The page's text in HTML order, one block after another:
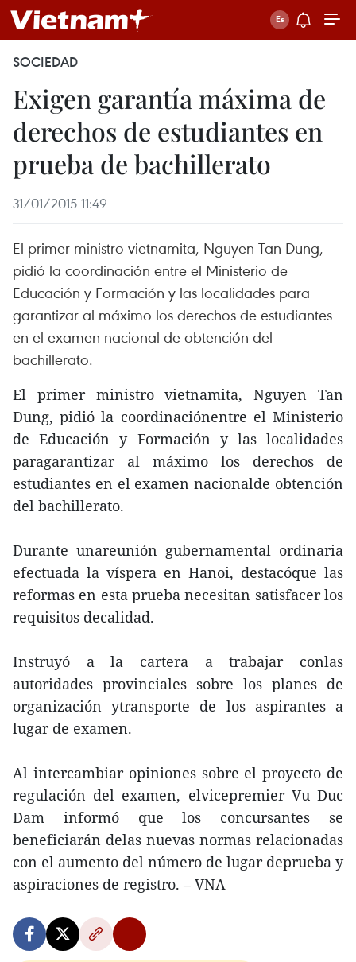
SOCIEDAD
Exigen garantía máxima de
derechos de estudiantes en
prueba de bachillerato
31/01/2015 11:49
El primer ministro vietnamita, Nguyen Tan Dung,
pidió la coordinación entre el Ministerio de
Educación y Formación y las localidades para
garantizar al máximo los derechos de estudiantes
en el examen nacional de obtención del
bachillerato.
El primer ministro vietnamita, Nguyen Tan
Dung, pidió la coordinaciónentre el Ministerio
de Educación y Formación y las localidades
paragarantizar al máximo los derechos de
estudiantes en el examen nacionalde obtención
del bachillerato.
Durante unareunión gubernamental ordinaria
efectuada la víspera en Hanoi, destacóque las
reformas en esta prueba necesitan satisfacer los
requisitos decalidad.
Instruyó a la cartera a trabajar conlas
autoridades provinciales sobre los planes de
organización ytransporte de los aspirantes a
lugar de examen.
Al intercambiar opiniones sobre el proyecto de
regulación del examen, elvicepremier Vu Duc
Dam informó que los concursantes se
beneficiarán delas nuevas normas relacionadas
con el aumento del número de lugar deprueba y
aspiraciones de registro. – VNA